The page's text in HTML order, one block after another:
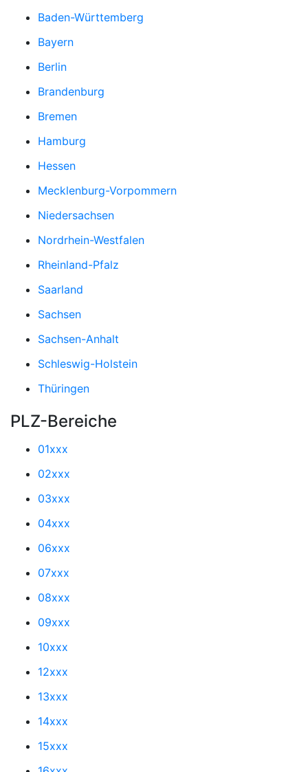
Baden-Württemberg
Bayern
Berlin
Brandenburg
Bremen
Hamburg
Hessen
Mecklenburg-Vorpommern
Niedersachsen
Nordrhein-Westfalen
Rheinland-Pfalz
Saarland
Sachsen
Sachsen-Anhalt
Schleswig-Holstein
Thüringen
PLZ-Bereiche
01xxx
02xxx
03xxx
04xxx
06xxx
07xxx
08xxx
09xxx
10xxx
12xxx
13xxx
14xxx
15xxx